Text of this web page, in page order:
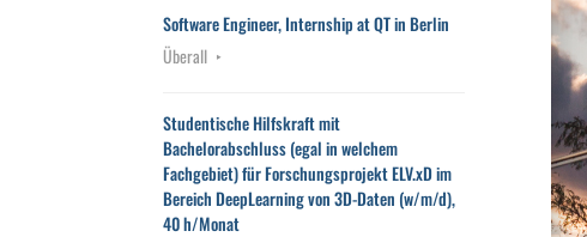
Software Engineer, Internship at QT in Berlin
Überall
Studentische Hilfskraft mit
Bachelorabschluss (egal in welchem
Fachgebiet) für Forschungsprojekt ELV.xD im
Bereich DeepLearning von 3D-Daten (w/m/d),
40 h/Monat